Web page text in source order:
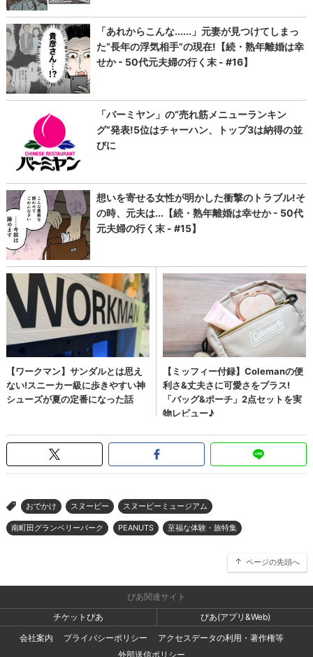
> おでかけ スヌーピー スヌーピーミュージアム
南町田グランベリーパーク PEANUTS 至福な体験・旅特集
ページの先頭へ
ぴあ関連サイト
チケットぴあ
ぴあ(アプリ&Web)
会社案内
プライバシーポリシー
アクセスデータの利用・著作権等
外部送信ポリシー